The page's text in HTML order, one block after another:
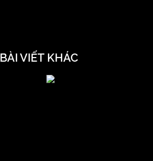
BÀI VIẾT KHÁC